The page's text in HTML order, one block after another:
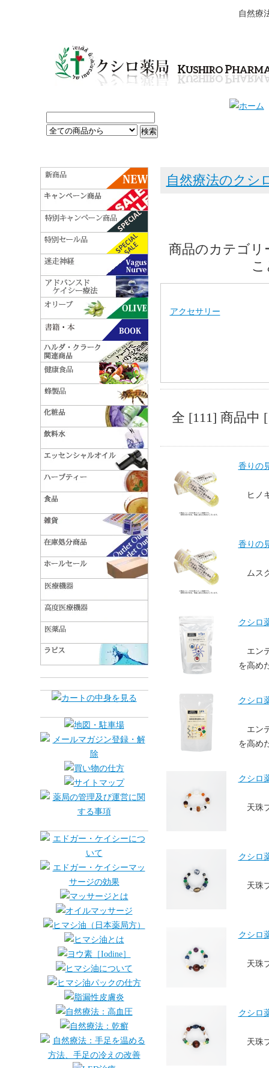
自然療
自然療法のクシ
商品のカテゴリ
こ
アクセサリー
全 [111] 商品
香りの
ヒノ
香りの
ムス
クシロ
エン
を高め
クシロ
エン
を高め
クシロ
天珠
クシロ
天珠
クシロ
天珠
クシロ
天珠